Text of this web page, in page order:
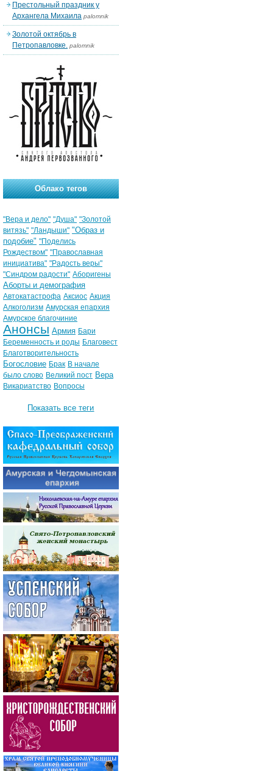
Престольный праздник у
Архангела Михаила palomnik
Золотой октябрь в
Петропавловке. palomnik
Облако тегов
"Вера и дело" "Душа" "Золотой
витязь" "Ландыши" "Образ и
подобие" "Поделись
Рождеством" "Православная
инициатива" "Радость веры"
"Синдром радости" Аборигены
Аборты и демография
Автокатастрофа Аксиос Акция
Алкоголизм Амурская епархия
Амурское благочиние
Анонсы Армия Бари
Беременность и роды Благовест
Благотворительность
Богословие Брак В начале
было слово Великий пост Вера
Викариатство Вопросы
Показать все теги